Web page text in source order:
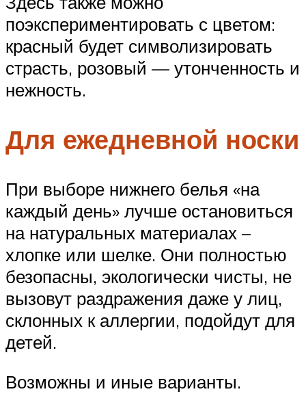
поэкспериментировать с цветом:
красный будет символизировать
страсть, розовый — утонченность и
нежность.
Для ежедневной носки
При выборе нижнего белья «на
каждый день» лучше остановиться
на натуральных материалах –
хлопке или шелке. Они полностью
безопасны, экологически чисты, не
вызовут раздражения даже у лиц,
склонных к аллергии, подойдут для
детей.
Возможны и иные варианты.